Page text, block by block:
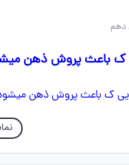
ک باعث پروش ذهن